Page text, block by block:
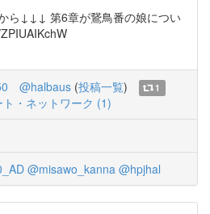
ら↓↓↓ 第6章が鵞鳥番の娘につい
@halbaus (投稿一覧)
1
ト・ネットワーク (1)
@misawo_kanna @hpjhal